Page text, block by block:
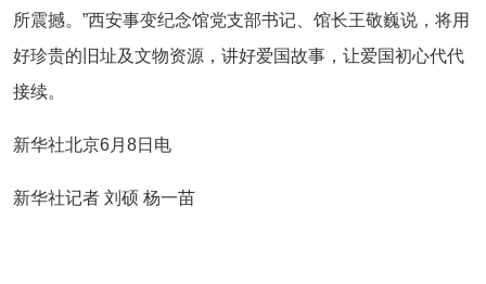
所震撼。”西安事变纪念馆党支部书记、馆长王敬巍说，将用
好珍贵的旧址及文物资源，讲好爱国故事，让爱国初心代代
接续。
新华社北京6月8日电
新华社记者 刘硕 杨一苗